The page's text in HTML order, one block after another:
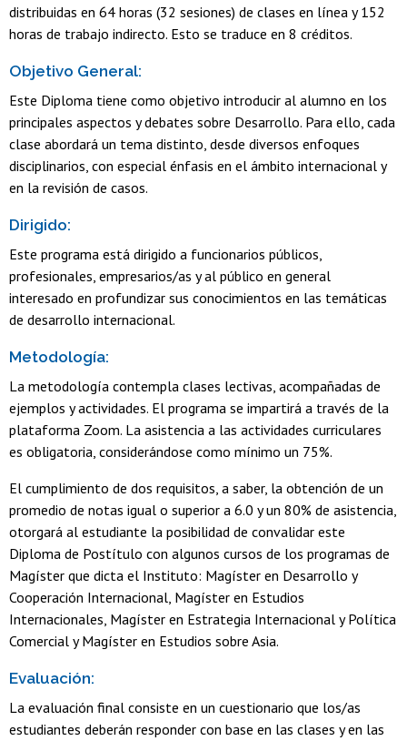
distribuidas en 64 horas (32 sesiones) de clases en línea y 152
horas de trabajo indirecto. Esto se traduce en 8 créditos.
Objetivo General:
Este Diploma tiene como objetivo introducir al alumno en los
principales aspectos y debates sobre Desarrollo. Para ello, cada
clase abordará un tema distinto, desde diversos enfoques
disciplinarios, con especial énfasis en el ámbito internacional y
en la revisión de casos.
Dirigido:
Este programa está dirigido a funcionarios públicos,
profesionales, empresarios/as y al público en general
interesado en profundizar sus conocimientos en las temáticas
de desarrollo internacional.
Metodología:
La metodología contempla clases lectivas, acompañadas de
ejemplos y actividades. El programa se impartirá a través de la
plataforma Zoom. La asistencia a las actividades curriculares
es obligatoria, considerándose como mínimo un 75%.
El cumplimiento de dos requisitos, a saber, la obtención de un
promedio de notas igual o superior a 6.0 y un 80% de asistencia,
otorgará al estudiante la posibilidad de convalidar este
Diploma de Postítulo con algunos cursos de los programas de
Magíster que dicta el Instituto: Magíster en Desarrollo y
Cooperación Internacional, Magíster en Estudios
Internacionales, Magíster en Estrategia Internacional y Política
Comercial y Magíster en Estudios sobre Asia.
Evaluación:
La evaluación final consiste en un cuestionario que los/as
estudiantes deberán responder con base en las clases y en las